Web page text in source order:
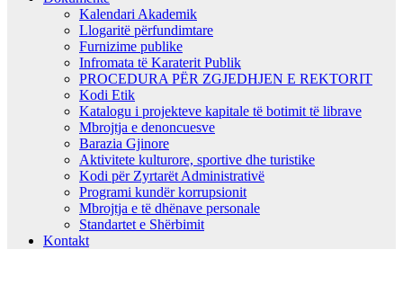
Kalendari Akademik
Llogaritë përfundimtare
Furnizime publike
Infromata të Karaterit Publik
PROCEDURA PËR ZGJEDHJEN E REKTORIT
Kodi Etik
Katalogu i projekteve kapitale të botimit të librave
Mbrojtja e denoncuesve
Barazia Gjinore
Aktivitete kulturore, sportive dhe turistike
Kodi për Zyrtarët Administrativë
Programi kundër korrupsionit
Mbrojtja e të dhënave personale
Standartet e Shërbimit
Kontakt